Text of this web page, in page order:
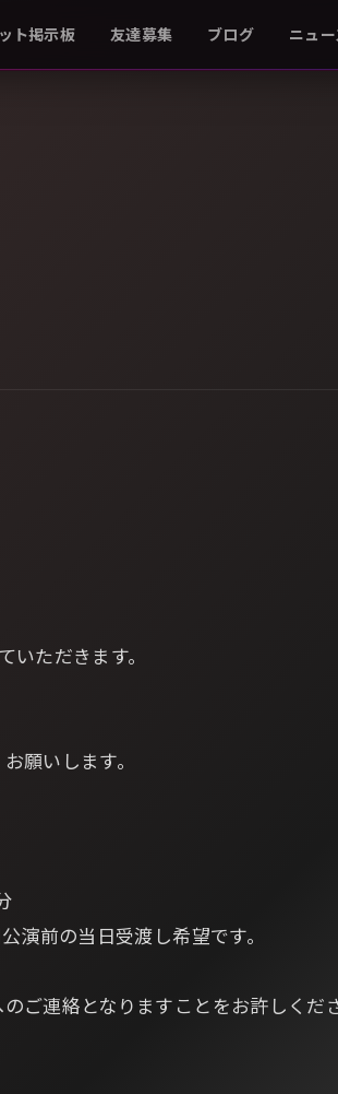
ト掲示板 友達募集 ブログ ニュ
いただきます。
願いします。
演前の当日受渡し希望です。
ご連絡となりますことをお許しくだ